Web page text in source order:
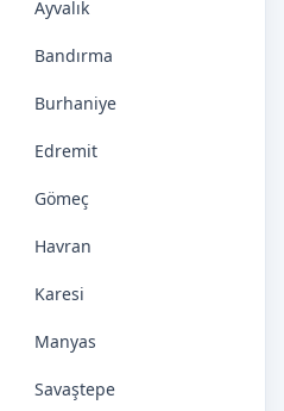
Ayvalık
Bandırma
Burhaniye
Edremit
Gömeç
Havran
Karesi
Manyas
Savaştepe